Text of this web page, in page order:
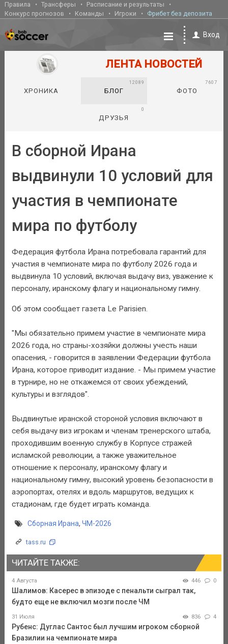
Правила Трансферы
Расписание и результаты
Конкурс прогнозов
Команды Игроки Фрибет без депозита
Вход
ЛЕНТА НОВОСТЕЙ
ХРОНИКА БЛОГ
12089
ФОТО
7607
ДРУЗЬЯ
0
В сборной Ирана
выдвинули 10 условий для
участия в чемпионате
мира по футболу
Федерация футбола Ирана потребовала гарантий для
участия в чемпионате мира по футболу 2026 года и
выдвинула 10 условий, включая выдачу виз, уважение к
персоналу, иранскому флагу и национальному гимну.
Об этом сообщает газета Le Parisien.
"Мы обязательно примем участие в чемпионате мира
2026 года, но страны-хозяйки должны учесть наши
опасения, - говорится в заявлении Федерации футбола
Ирана, которое приводит издание. - Мы примем участие
в турнире, но не откажемся от своих убеждений,
культуры и взглядов".
Выдвинутые иранской стороной условия включают в
себя выдачу виз игрокам и членам тренерского штаба,
проходившим военную службу в Корпусе стражей
исламской революции, а также уважительное
отношение к персоналу, иранскому флагу и
национальному гимну, высокий уровень безопасности в
аэропортах, отелях и вдоль маршрутов, ведущих к
стадионам, где будет играть команда.
Сборная Ирана, ЧМ-2026
tass.ru
ЧИТАЙТЕ ТАКЖЕ:
4 Августа 446 0
Шалимов: Касерес в эпизоде с пенальти сыграл так,
будто еще не включил мозги после ЧМ
31 Июля 836 4
Рубенс: Дуглас Сантос был лучшим игроком сборной
Бразилии на чемпионате мира